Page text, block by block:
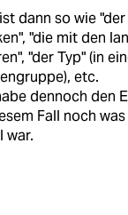
dann so wie
"die mit den
"der Typ" (in
etc.
dennoch den
Fall noch
war.